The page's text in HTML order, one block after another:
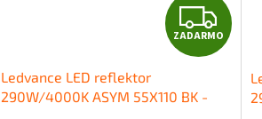
Z
A
ZADARMO
Ledvance LED reflektor
290W/4000K ASYM 55X110 BK -